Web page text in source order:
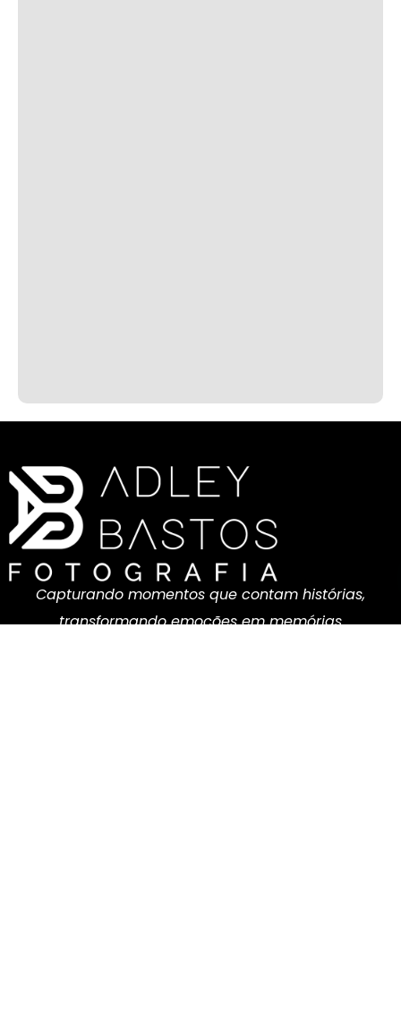
Capturando momentos que contam histórias,
transformando emoções em memórias